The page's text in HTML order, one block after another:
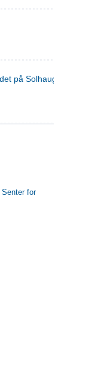
på Solhaug ; Olaf
Senter for